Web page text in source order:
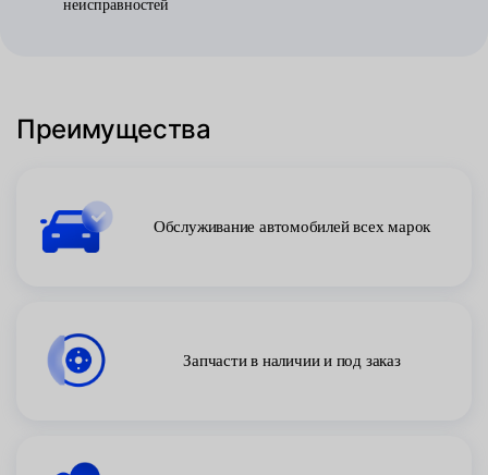
неисправностей
Преимущества
Обслуживание автомобилей всех марок
Запчасти в наличии и под заказ